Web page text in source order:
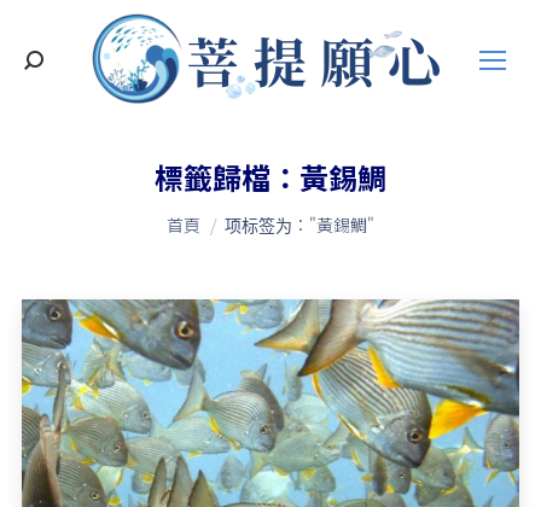
搜
標籤歸檔： 黃錫鯛
您在這裡：
首頁 项标签为："黃錫鯛"